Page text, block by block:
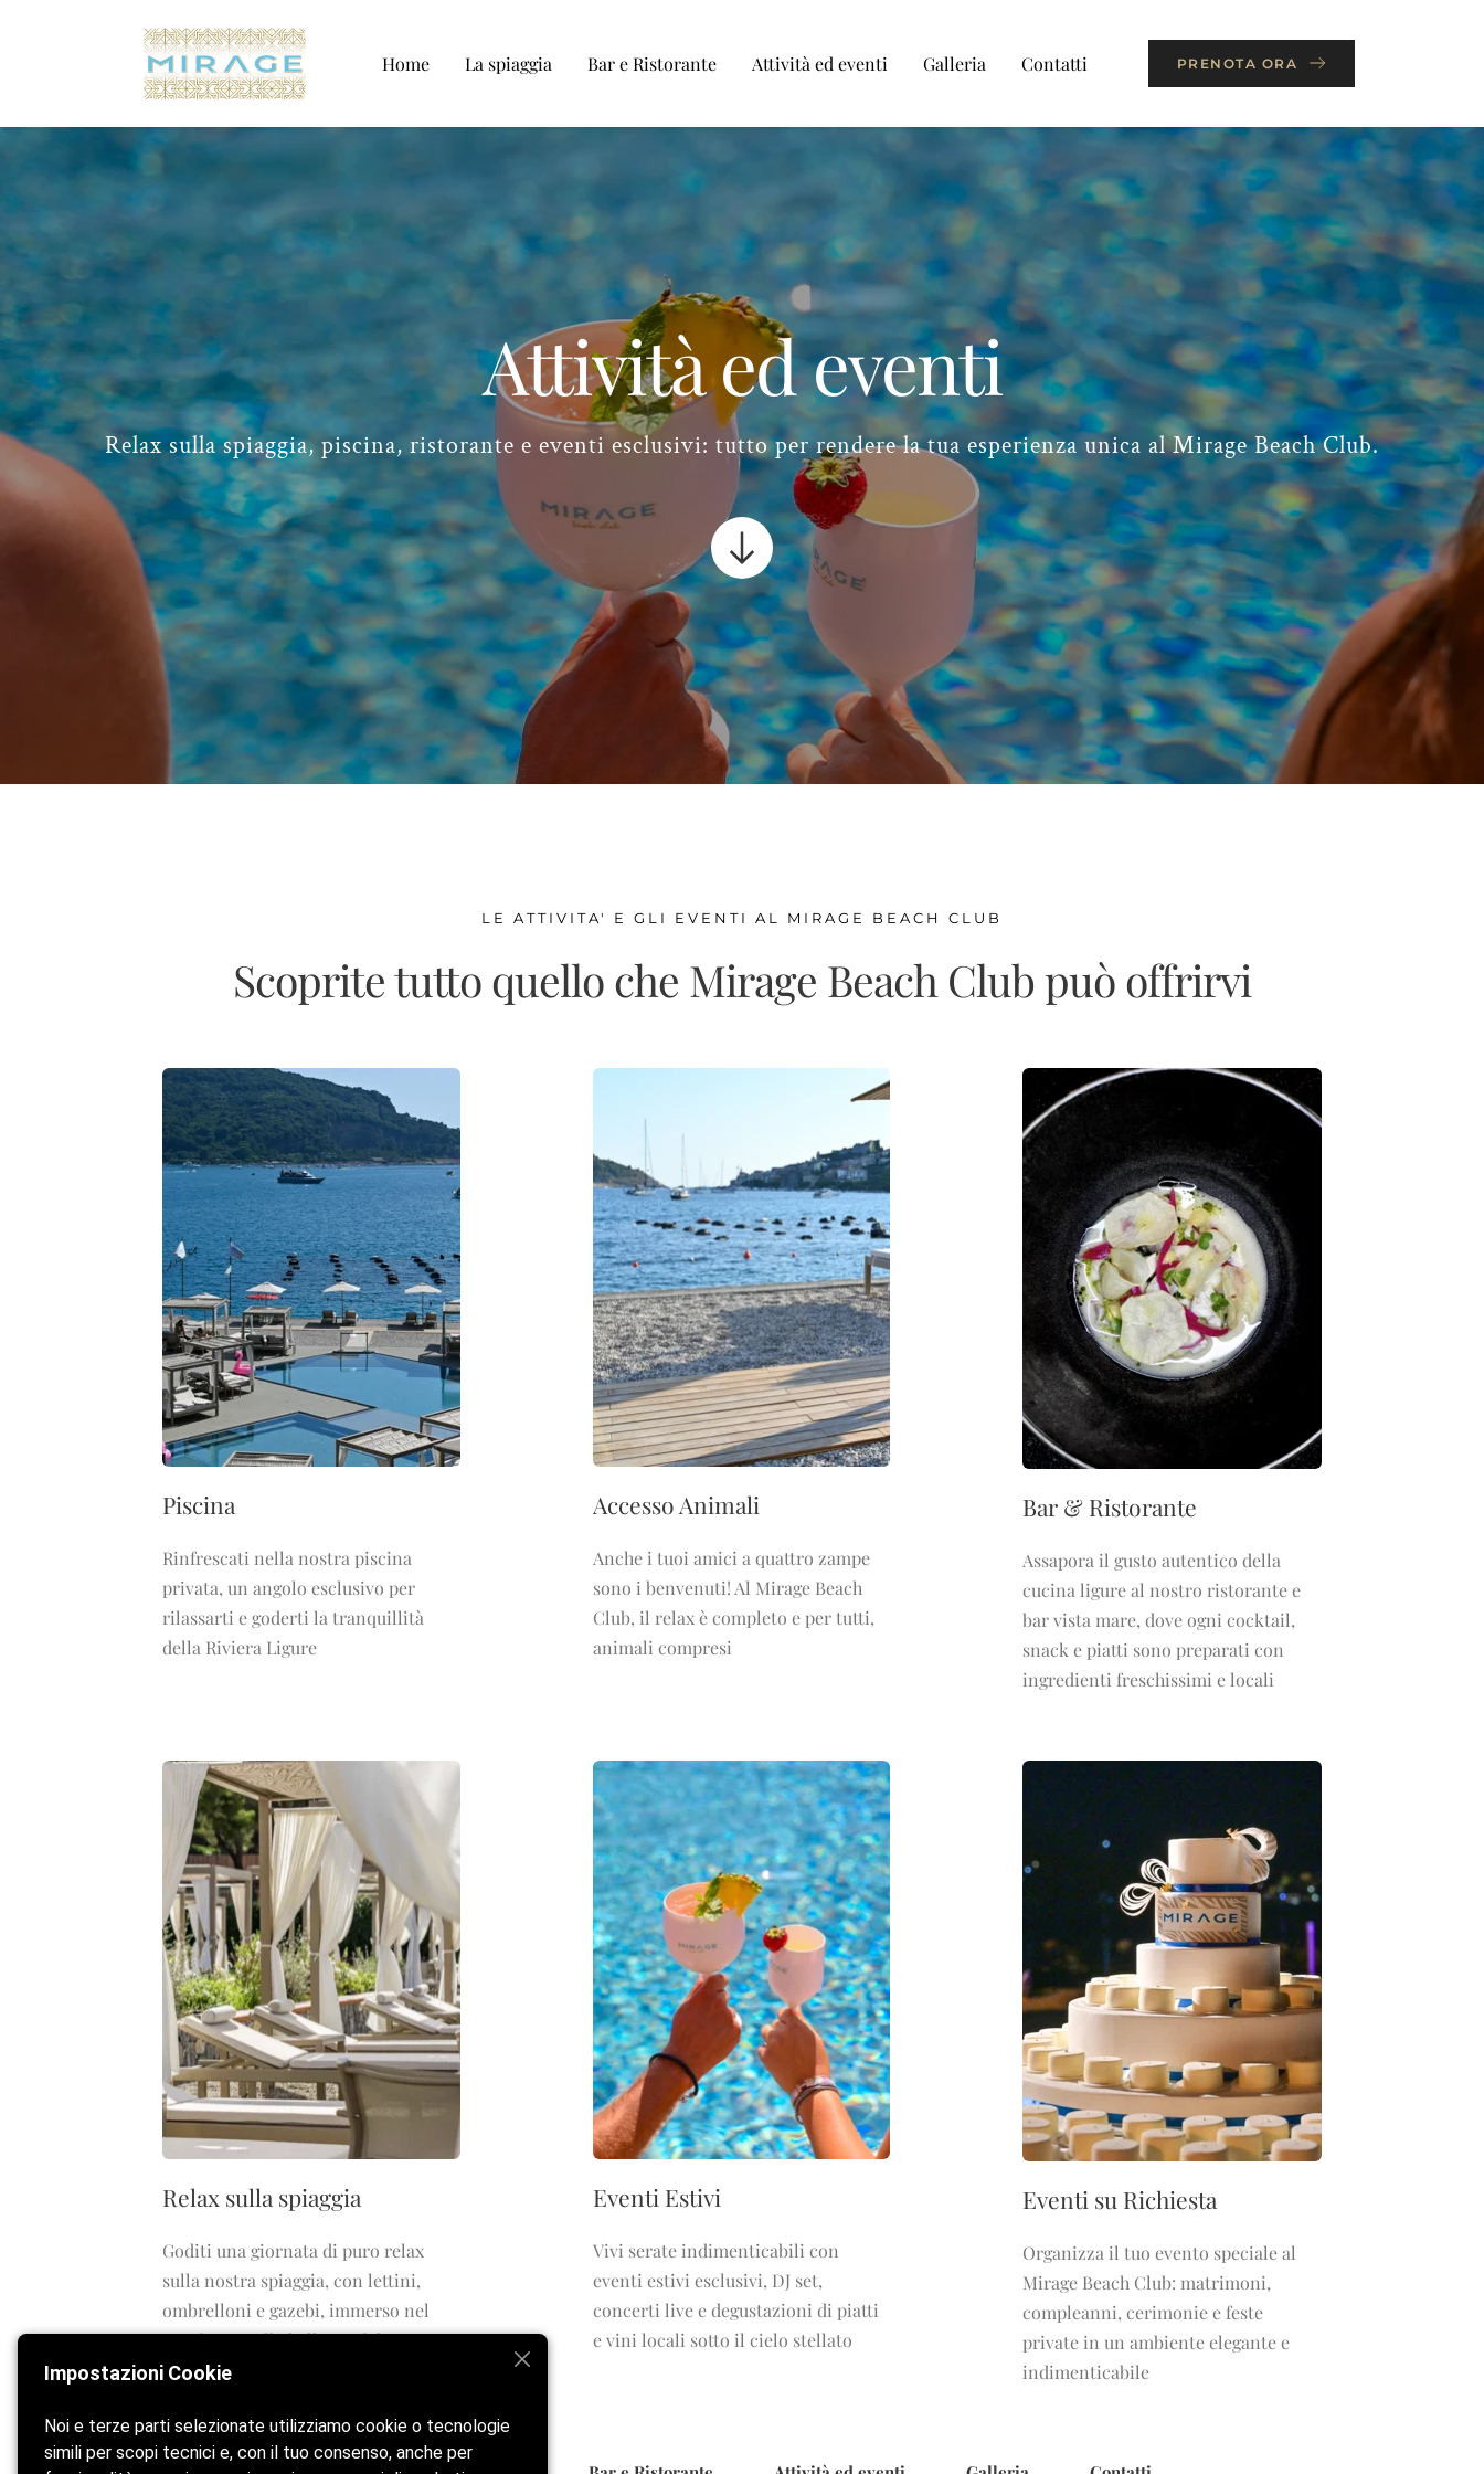
Home La spiaggia Bar e Ristorante Attività ed eventi Galleria Contatti PRENOTA ORA
Attività ed eventi
Relax sulla spiaggia, piscina, ristorante e eventi esclusivi: tutto per rendere la tua esperienza unica al Mirage Beach Club.
LE ATTIVITA' E GLI EVENTI AL MIRAGE BEACH CLUB
Scoprite tutto quello che Mirage Beach Club può offrirvi
Piscina
Rinfrescati nella nostra piscina
privata, un angolo esclusivo per
rilassarti e goderti la tranquillità
della Riviera Ligure
Accesso Animali
Anche i tuoi amici a quattro zampe
sono i benvenuti! Al Mirage Beach
Club, il relax è completo e per tutti,
animali compresi
Bar & Ristorante
Assapora il gusto autentico della
cucina ligure al nostro ristorante e
bar vista mare, dove ogni cocktail,
snack e piatti sono preparati con
ingredienti freschissimi e locali
Relax sulla spiaggia
Goditi una giornata di puro relax
sulla nostra spiaggia, con lettini,
ombrelloni e gazebi, immerso nel
comfort e nella bellezza del mare.
Eventi Estivi
Vivi serate indimenticabili con
eventi estivi esclusivi, DJ set,
concerti live e degustazioni di piatti
e vini locali sotto il cielo stellato
Eventi su Richiesta
Organizza il tuo evento speciale al
Mirage Beach Club: matrimoni,
compleanni, cerimonie e feste
private in un ambiente elegante e
indimenticabile
Impostazioni Cookie
Noi e terze parti selezionate utilizziamo cookie o tecnologie
simili per scopi tecnici e, con il tuo consenso, anche per